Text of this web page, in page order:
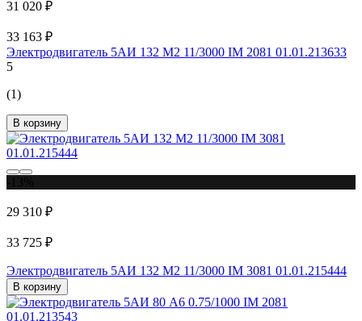
31 020 ₽
33 163 ₽
Электродвигатель 5АИ 132 М2 11/3000 IM 2081 01.01.213633
5
(1)
В корзину
29 310 ₽
33 725 ₽
Электродвигатель 5АИ 132 М2 11/3000 IM 3081 01.01.215444
В корзину